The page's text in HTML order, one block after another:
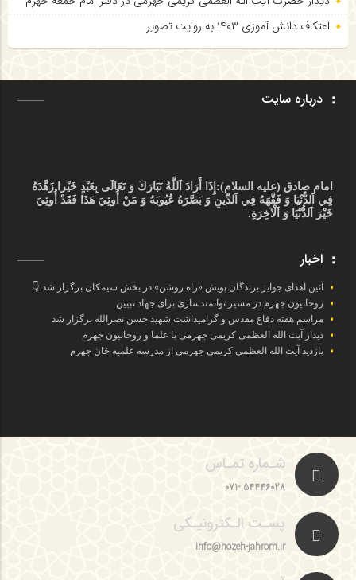
اعتکاف دانش آموزی ۱۴۰۳ به روایت تصویر
درباره سایت
امام صادق (علیه السلام): إِذَا أَرَادَ اَللَّهُ تَبَارَكَ وَ تَعَالَى بِعَبْدٍ خَيْرا زَهَّدَهُ
فِي اَلدُّنْيَا وَ فَقَّهَهُ فِي اَلدِّينِ وَ بَصَّرَهُ عُيُوبَهُ وَ مَنْ أُوتِيَ هَذَا فَقَدْ أُوتِيَ
خَيْرَ اَلدُّنْيَا وَ اَلْآخِرَةِ.
اخبار
آئین اهدای جوایز برندگان پویش «راه روشن» در بخش سیمکان برگزار شد.👇
روحانیون جهرم در مسیر توانمندسازی برای جهاد تبیین
مراسم هفته دفاع مقدس و گرامیداشت شهید حسن نصرالله برگزار شد
دیدار آیت الله العظمی کریمی جهرمی با علما و روحانیون جهرم
بازدید آیت الله العظمی کریمی جهرمی از مدرسه علمیه خان جهرم
شـماره تمـاس
54446028 -071
پسـت الـکترونیـکی
info@hozeh-jahrom.ir